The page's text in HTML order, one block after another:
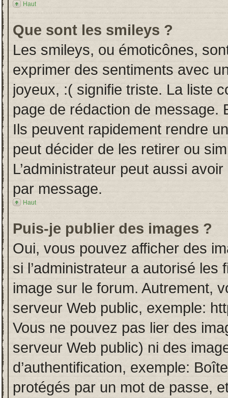
Haut
Que sont les smileys ?
Les smileys, ou émoticônes,
exprimer des sentiments avec
joyeux, :( signifie triste. La liste
page de rédaction de message.
Ils peuvent rapidement rendre
peut décider de les retirer ou
L’administrateur peut aussi
par message.
Haut
Puis-je publier des images ?
Oui, vous pouvez afficher des
si l’administrateur a autorisé
image sur le forum. Autrement,
serveur Web public, exemple:
Vous ne pouvez pas lier des
serveur Web public) ni des
d’authentification, exemple:
protégés par un mot de passe,